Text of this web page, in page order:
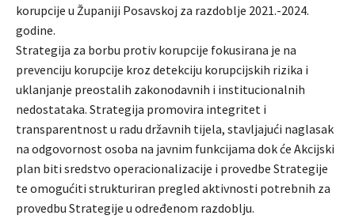
korupcije u Županiji Posavskoj za razdoblje 2021.-2024.
godine.
Strategija za borbu protiv korupcije fokusirana je na
prevenciju korupcije kroz detekciju korupcijskih rizika i
uklanjanje preostalih zakonodavnih i institucionalnih
nedostataka. Strategija promovira integritet i
transparentnost u radu državnih tijela, stavljajući naglasak
na odgovornost osoba na javnim funkcijama dok će Akcijski
plan biti sredstvo operacionalizacije i provedbe Strategije
te omogućiti strukturiran pregled aktivnosti potrebnih za
provedbu Strategije u određenom razdoblju.